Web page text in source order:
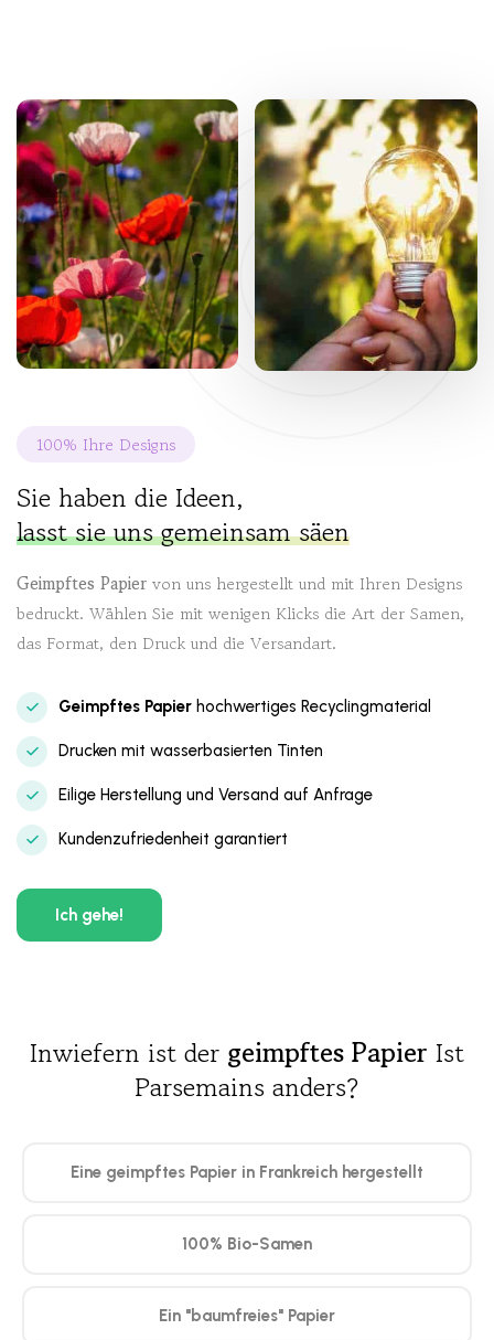
100% Ihre Designs
Sie haben die Ideen,
lasst sie uns gemeinsam säen
Geimpftes Papier von uns hergestellt und mit Ihren Designs
bedruckt. Wählen Sie mit wenigen Klicks die Art der Samen,
das Format, den Druck und die Versandart.
Geimpftes Papier hochwertiges Recyclingmaterial
Drucken mit wasserbasierten Tinten
Eilige Herstellung und Versand auf Anfrage
Kundenzufriedenheit garantiert
Ich gehe!
Inwiefern ist der geimpftes Papier Ist
Parsemains anders?
Eine geimpftes Papier in Frankreich hergestellt
100% Bio-Samen
Ein "baumfreies" Papier